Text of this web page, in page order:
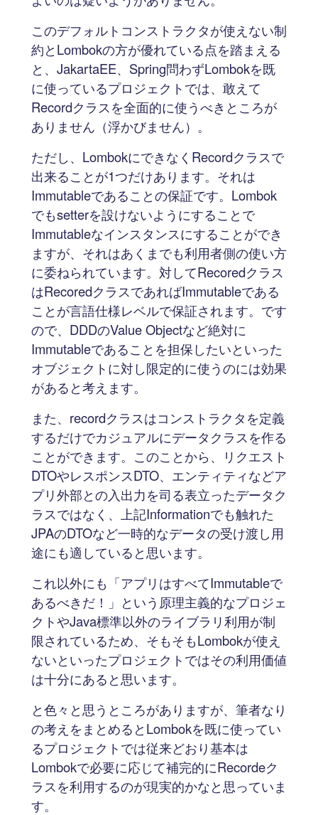
このデフォルトコンストラクタが使えない制
約とLombokの方が優れている点を踏まえる
と、JakartaEE、Spring問わずLombokを既
に使っているプロジェクトでは、敢えて
Recordクラスを全面的に使うべきところが
ありません（浮かびません）。
ただし、LombokにできなくRecordクラスで
出来ることが1つだけあります。それは
Immutableであることの保証です。Lombok
でもsetterを設けないようにすることで
Immutableなインスタンスにすることができ
ますが、それはあくまでも利用者側の使い方
に委ねられています。対してRecoredクラス
はRecoredクラスであればImmutableである
ことが言語仕様レベルで保証されます。です
ので、DDDのValue Objectなど絶対に
Immutableであることを担保したいといった
オブジェクトに対し限定的に使うのには効果
があると考えます。
また、recordクラスはコンストラクタを定義
するだけでカジュアルにデータクラスを作る
ことができます。このことから、リクエスト
DTOやレスポンスDTO、エンティティなどア
プリ外部との入出力を司る表立ったデータク
ラスではなく、上記Informationでも触れた
JPAのDTOなど一時的なデータの受け渡し用
途にも適していると思います。
これ以外にも「アプリはすべてImmutableで
あるべきだ！」という原理主義的なプロジェ
クトやJava標準以外のライブラリ利用が制
限されているため、そもそもLombokが使え
ないといったプロジェクトではその利用価値
は十分にあると思います。
と色々と思うところがありますが、筆者なり
の考えをまとめるとLombokを既に使ってい
るプロジェクトでは従来どおり基本は
Lombokで必要に応じて補完的にRecordeク
ラスを利用するのが現実的かなと思っていま
す。